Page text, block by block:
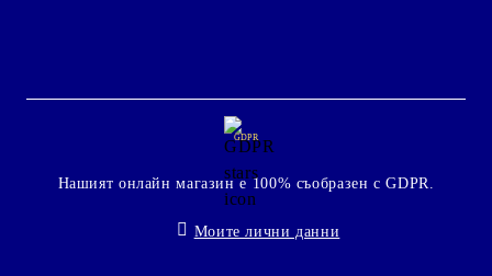
GDPR
Нашият онлайн магазин е 100% съобразен с GDPR.
Моите лични данни